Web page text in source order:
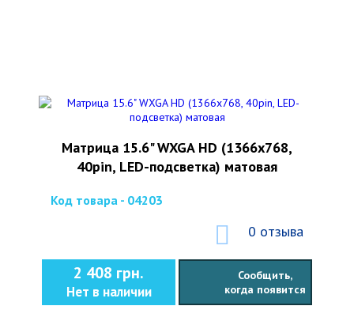
Матрица 15.6" WXGA HD (1366x768,
40pin, LED-подсветка) матовая
Код товара - 04203
0 отзыва
2 408 грн.
Нет в наличии
Сообщить,
когда появится